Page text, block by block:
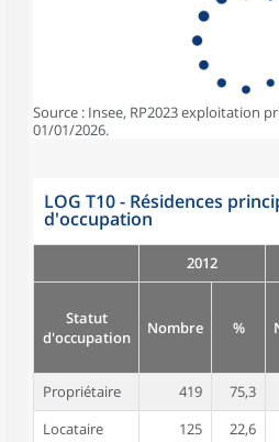
Source : Insee, RP2023 exploitation
01/01/2026.
LOG T10 - Résidences
d'occupation
2012
Statut
d'occupation
Nombre %
Propriétaire 419 75,3
Locataire
125 22,6